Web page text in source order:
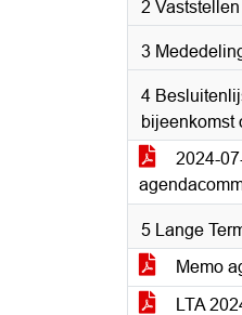
2
3
4
bijeenkomst
2024-
5 Lange
Memo
LTA